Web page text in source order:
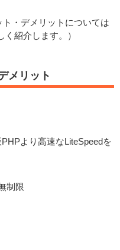
ト・デメリットについては
く紹介します。）
メリット
より高速なLiteSpeedを
制限